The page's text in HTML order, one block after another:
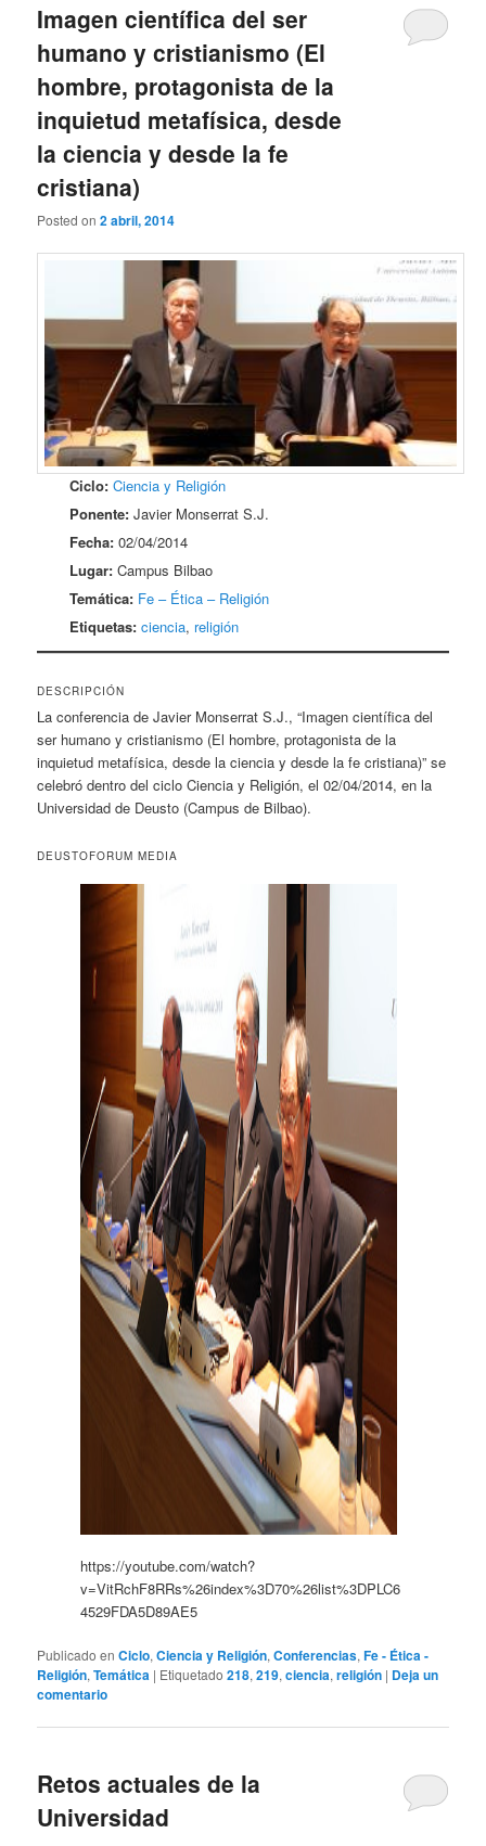
Imagen científica del ser
humano y cristianismo (El
hombre, protagonista de la
inquietud metafísica, desde
la ciencia y desde la fe
cristiana)
Posted on2 abril, 2014
Ciclo: Ciencia y Religión
Ponente: Javier Monserrat S.J.
Fecha: 02/04/2014
Lugar: Campus Bilbao
Temática: Fe – Ética – Religión
Etiquetas: ciencia, religión
DESCRIPCIÓN
La conferencia de Javier Monserrat S.J., “Imagen científica del
ser humano y cristianismo (El hombre, protagonista de la
inquietud metafísica, desde la ciencia y desde la fe cristiana)” se
celebró dentro del ciclo Ciencia y Religión, el 02/04/2014, en la
Universidad de Deusto (Campus de Bilbao).
DEUSTOFORUM MEDIA
https://youtube.com/watch?
v=VitRchF8RRs%26index%3D70%26list%3DPLC6
4529FDA5D89AE5
Publicado en Ciclo,Ciencia y Religión,Conferencias,Fe - Ética -
Religión,Temática | Etiquetado 218,219,ciencia,religión | Deja un
comentario
Retos actuales de la
Universidad